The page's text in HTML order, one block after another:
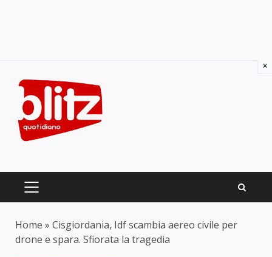
content
PRIMARY
Home » Cisgiordania, Idf scambia aereo civile per
drone e spara. Sfiorata la tragedia
×